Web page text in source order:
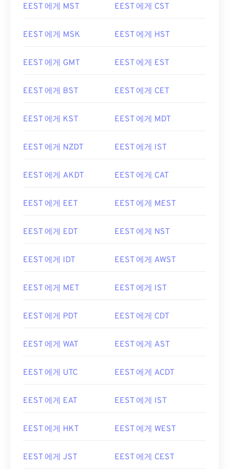
EEST 에게 MST EEST 에게 CST
EEST 에게 MSK EEST 에게 HST
EEST 에게 GMT EEST 에게 EST
EEST 에게 BST EEST 에게 CET
EEST 에게 KST EEST 에게 MDT
EEST 에게 NZDT EEST 에게 IST
EEST 에게 AKDT EEST 에게 CAT
EEST 에게 EET EEST 에게 MEST
EEST 에게 EDT EEST 에게 NST
EEST 에게 IDT EEST 에게 AWST
EEST 에게 MET EEST 에게 IST
EEST 에게 PDT EEST 에게 CDT
EEST 에게 WAT EEST 에게 AST
EEST 에게 UTC EEST 에게 ACDT
EEST 에게 EAT EEST 에게 IST
EEST 에게 HKT EEST 에게 WEST
EEST 에게 JST EEST 에게 CEST